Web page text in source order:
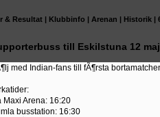
& Resultat | Klubbinfo | Arenan | Historik |
till Eskilstuna 12 maj
med Indian-fans till fÃ¶rsta
Maxi Arena: 16:20
busstation: 16:30